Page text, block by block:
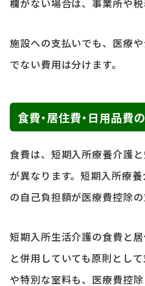
欄がない場合は、事業所や税
施設への支払いでも、医療
でない費用は分けます。
食費・居住費・日用品費
食費は、短期入所療養介護
が異なります。短期入所療
の自己負担額が医療費控除の
短期入所生活介護の食費と
と併用していても原則とし
や特別な室料も、医療費控除